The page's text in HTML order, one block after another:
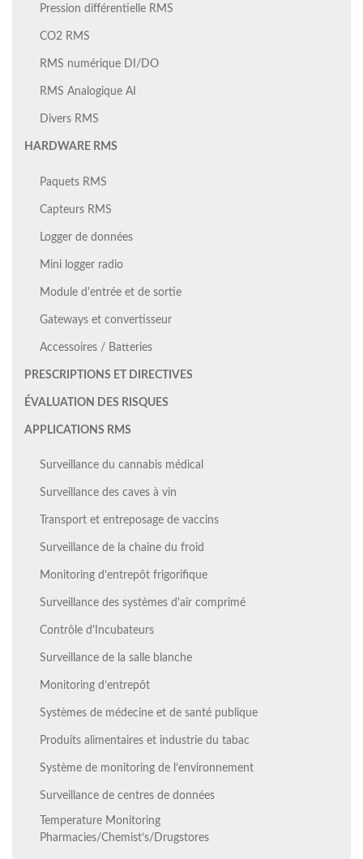
Pression différentielle RMS
CO2 RMS
RMS numérique DI/DO
RMS Analogique AI
Divers RMS
HARDWARE RMS
Paquets RMS
Capteurs RMS
Logger de données
Mini logger radio
Module d'entrée et de sortie
Gateways et convertisseur
Accessoires / Batteries
PRESCRIPTIONS ET DIRECTIVES
ÉVALUATION DES RISQUES
APPLICATIONS RMS
Surveillance du cannabis médical
Surveillance des caves à vin
Transport et entreposage de vaccins
Surveillance de la chaine du froid
Monitoring d’entrepôt frigorifique
Surveillance des systèmes d'air comprimé
Contrôle d'Incubateurs
Surveillance de la salle blanche
Monitoring d’entrepôt
Systèmes de médecine et de santé publique
Produits alimentaires et industrie du tabac
Système de monitoring de l’environnement
Surveillance de centres de données
Temperature Monitoring
Pharmacies/Chemist’s/Drugstores